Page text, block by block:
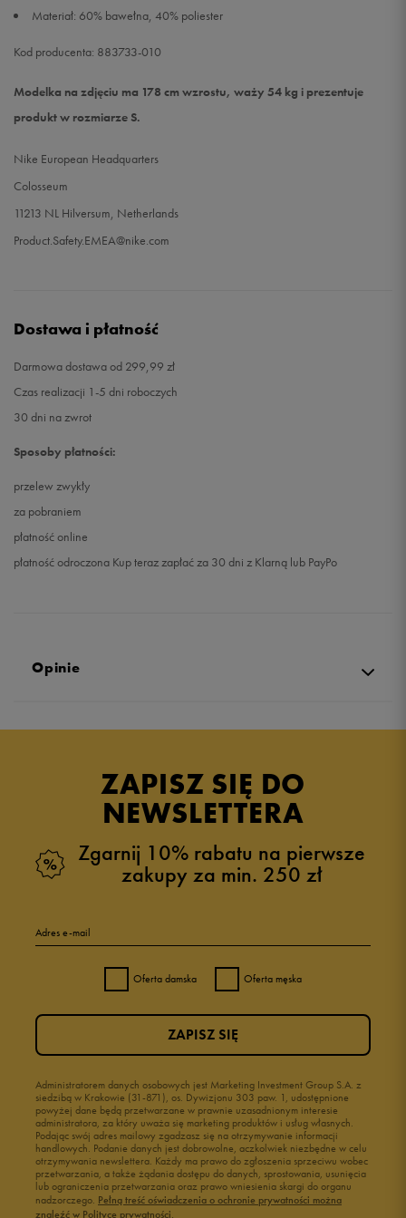
Materiał: 60% bawełna, 40% poliester
Kod producenta: 883733-010
Modelka na zdjęciu ma 178 cm wzrostu, waży 54 kg i prezentuje
produkt w rozmiarze S.
Nike European Headquarters
Colosseum
11213 NL Hilversum, Netherlands
Product.Safety.EMEA@nike.com
Dostawa i płatność
Darmowa dostawa od 299,99 zł
Czas realizacji 1-5 dni roboczych
30 dni na zwrot
Sposoby płatności:
przelew zwykły
za pobraniem
płatność online
płatność odroczona Kup teraz zapłać za 30 dni z Klarną lub PayPo
Opinie
ZAPISZ SIĘ DO
NEWSLETTERA
Zgarnij 10% rabatu na pierwsze
zakupy za min. 250 zł
Adres e-mail
Oferta damska Oferta męska
Administratorem danych osobowych jest Marketing Investment Group S.A. z
siedzibą w Krakowie (31-871), os. Dywizjonu 303 paw. 1, udostępnione
powyżej dane będą przetwarzane w prawnie uzasadnionym interesie
administratora, za który uważa się marketing produktów i usług własnych.
Podając swój adres mailowy zgadzasz się na otrzymywanie informacji
handlowych. Podanie danych jest dobrowolne, aczkolwiek niezbędne w celu
otrzymywania newslettera. Każdy ma prawo do zgłoszenia sprzeciwu wobec
przetwarzania, a także żądania dostępu do danych, sprostowania, usunięcia
lub ograniczenia przetwarzania oraz prawo wniesienia skargi do organu
nadzorczego. Pełną treść oświadczenia o ochronie prywatności można
znaleźć w Polityce prywatności.
ZAPISZ SIĘ